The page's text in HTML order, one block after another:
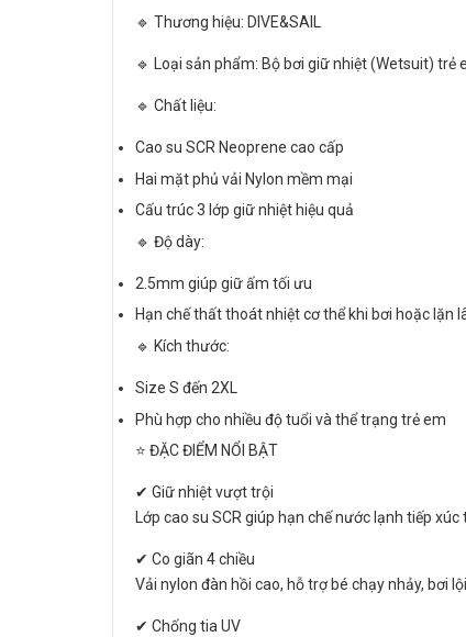
🔹 Thương hiệu: DIVE&SAIL
🔹 Loại sản phẩm: Bộ bơi giữ nhiệt (Wetsuit) trẻ
🔹 Chất liệu:
Cao su SCR Neoprene cao cấp
Hai mặt phủ vải Nylon mềm mại
Cấu trúc 3 lớp giữ nhiệt hiệu quả
🔹 Độ dày:
2.5mm giúp giữ ấm tối ưu
Hạn chế thất thoát nhiệt cơ thể khi bơi hoặc lặn
🔹 Kích thước:
Size S đến 2XL
Phù hợp cho nhiều độ tuổi và thể trạng trẻ em
⭐ ĐẶC ĐIỂM NỔI BẬT
✔ Giữ nhiệt vượt trội
Lớp cao su SCR giúp hạn chế nước lạnh tiếp
✔ Co giãn 4 chiều
Vải nylon đàn hồi cao, hỗ trợ bé chạy nhảy, bơi
✔ Chống tia UV